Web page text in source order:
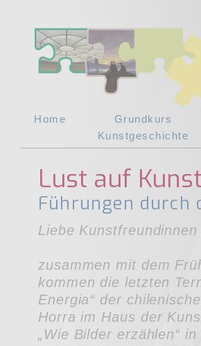
Home
Grundkurs
Kunstgeschichte
Lust auf
Führungen durch
Liebe
zusammen mit dem
kommen die letzten
Energia“ der
Horra im Haus der
„Wie Bilder erzählen“